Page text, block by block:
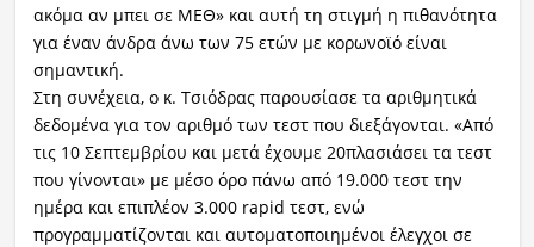
ακόμα αν μπει σε ΜΕΘ» και αυτή τη στιγμή η πιθανότητα
για έναν άνδρα άνω των 75 ετών με κορωνοϊό είναι
σημαντική.
Στη συνέχεια, ο κ. Τσιόδρας παρουσίασε τα αριθμητικά
δεδομένα για τον αριθμό των τεστ που διεξάγονται. «Από
τις 10 Σεπτεμβρίου και μετά έχουμε 20πλασιάσει τα τεστ
που γίνονται» με μέσο όρο πάνω από 19.000 τεστ την
ημέρα και επιπλέον 3.000 rapid τεστ, ενώ
προγραμματίζονται και αυτοματοποιημένοι έλεγχοι σε